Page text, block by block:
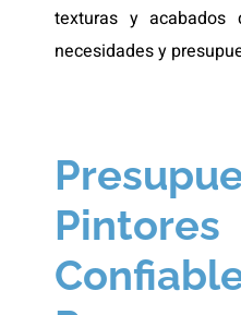
texturas y
necesidades y
Pintores